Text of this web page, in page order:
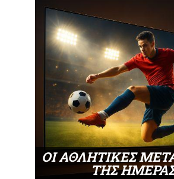
ΟΙ ΑΘΛΗΤΙΚΕΣ
ΤΗΣ